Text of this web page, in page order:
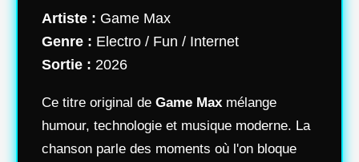
Artiste : Game Max
Genre : Electro / Fun / Internet
Sortie : 2026
Ce titre original de Game Max mélange
humour, technologie et musique moderne. La
chanson parle des moments où l'on bloque